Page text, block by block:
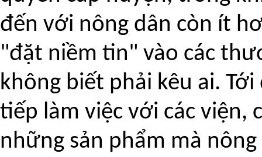
đến với nông dân còn ít
"đặt niềm tin" vào các
không biết phải kêu ai.
tiếp làm việc với các viện,
những sản phẩm mà nông